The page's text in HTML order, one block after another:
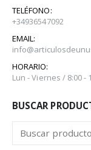
TELÉFONO:
+34936547092
EMAIL:
HORARIO:
Lun - Viernes / 8:00 -
BUSCAR